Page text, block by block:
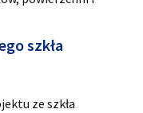
szkła
ze szkła